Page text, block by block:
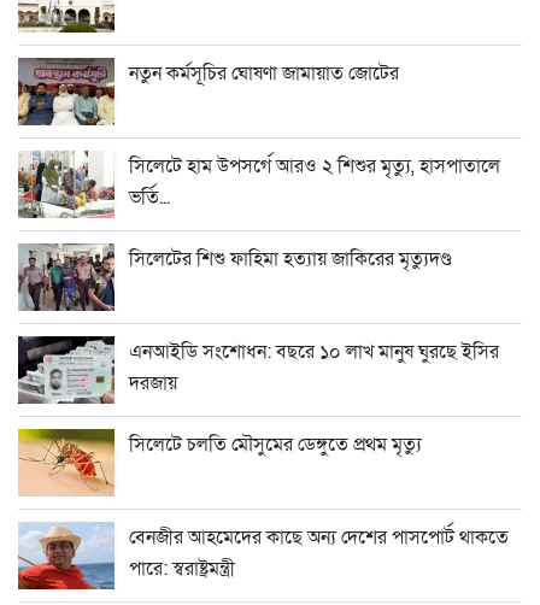
নতুন কর্মসূচির ঘোষণা জামায়াত জোটের
সিলেটে হাম উপসর্গে আরও ২ শিশুর মৃত্যু, হাসপাতালে
ভর্তি...
সিলেটের শিশু ফাহিমা হত্যায় জাকিরের মৃত্যুদণ্ড
এনআইডি সংশোধন: বছরে ১০ লাখ মানুষ ঘুরছে ইসির
দরজায়
সিলেটে চলতি মৌসুমের ডেঙ্গুতে প্রথম মৃত্যু
বেনজীর আহমেদের কাছে অন্য দেশের পাসপোর্ট থাকতে
পারে: স্বরাষ্ট্রমন্ত্রী